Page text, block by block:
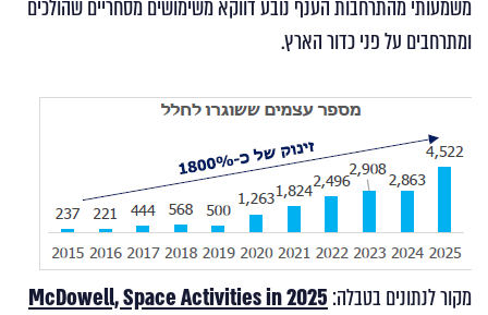
משמעותי מהתרחבות הענף נובע דווקא משימושים מסחריים שהולכים
ומתרחבים על פני כדור הארץ.
מקור לנתונים בטבלה: McDowell, Space Activities in 2025